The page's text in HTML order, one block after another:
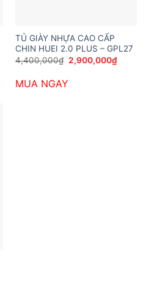
TỦ GIÀY NHỰA CAO CẤP
CHIN HUEI 2.0 PLUS – GPL27
4,400,000₫ Giá
gốc
4,400,000₫.
2,900,000₫Giá
hiện
MUA NGAY